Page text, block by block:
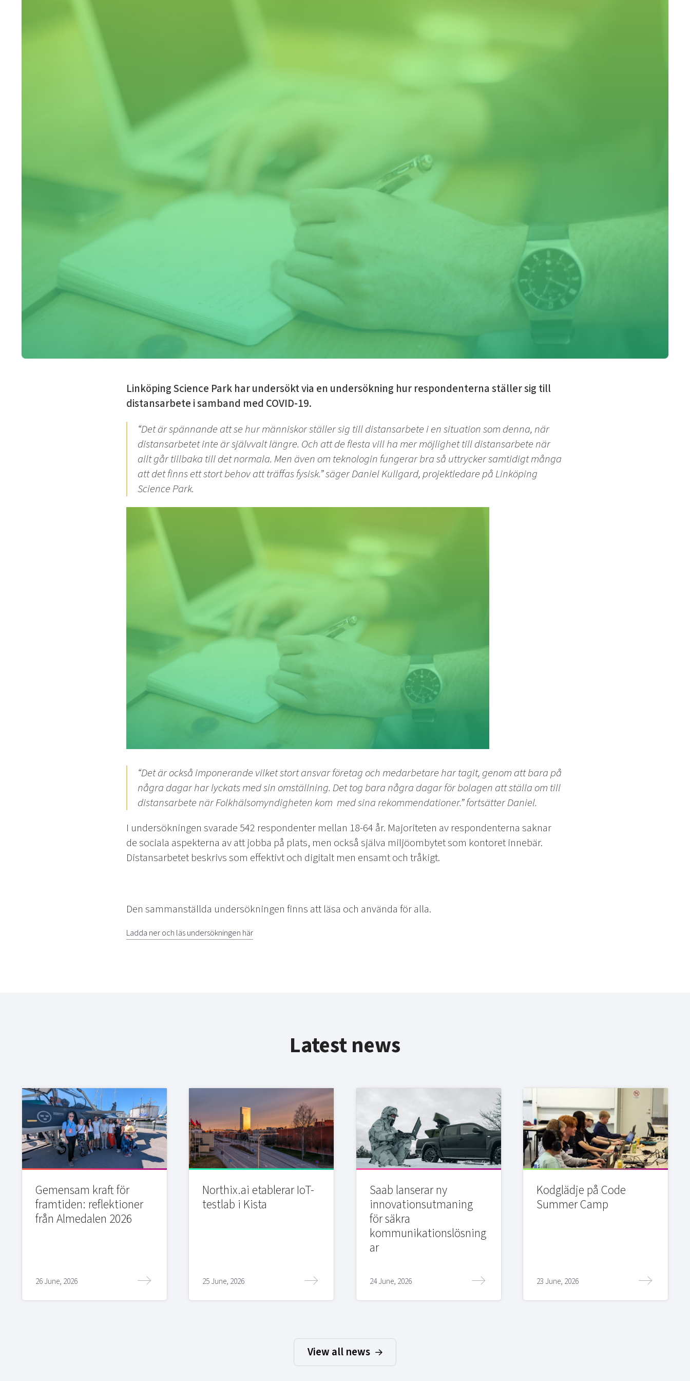
Linköping Science Park har undersökt via en undersökning hur respondenterna ställer sig till
distansarbete i samband med COVID-19.
“Det är spännande att se hur människor ställer sig till distansarbete i en situation som denna, när
distansarbetet inte är självvalt längre. Och att de flesta vill ha mer möjlighet till distansarbete när
allt går tillbaka till det normala. Men även om teknologin fungerar bra så uttrycker samtidigt många
att det finns ett stort behov att träffas fysisk.” säger Daniel Kullgard, projektledare på Linköping
Science Park.
“Det är också imponerande vilket stort ansvar företag och medarbetare har tagit, genom att bara på
några dagar har lyckats med sin omställning. Det tog bara några dagar för bolagen att ställa om till
distansarbete när Folkhälsomyndigheten kom med sina rekommendationer.” fortsätter Daniel.
I undersökningen svarade 542 respondenter mellan 18-64 år. Majoriteten av respondenterna saknar
de sociala aspekterna av att jobba på plats, men också själva miljöombytet som kontoret innebär.
Distansarbetet beskrivs som effektivt och digitalt men ensamt och tråkigt.
Den sammanställda undersökningen finns att läsa och använda för alla.
Ladda ner och läs undersökningen här
Latest news
Gemensam kraft för
framtiden: reflektioner
från Almedalen 2026
26 June, 2026
Northix.ai etablerar IoT-
testlab i Kista
25 June, 2026
Saab lanserar ny
innovationsutmaning
för säkra
kommunikationslösning
ar
24 June, 2026
Kodglädje på Code
Summer Camp
23 June, 2026
View all news